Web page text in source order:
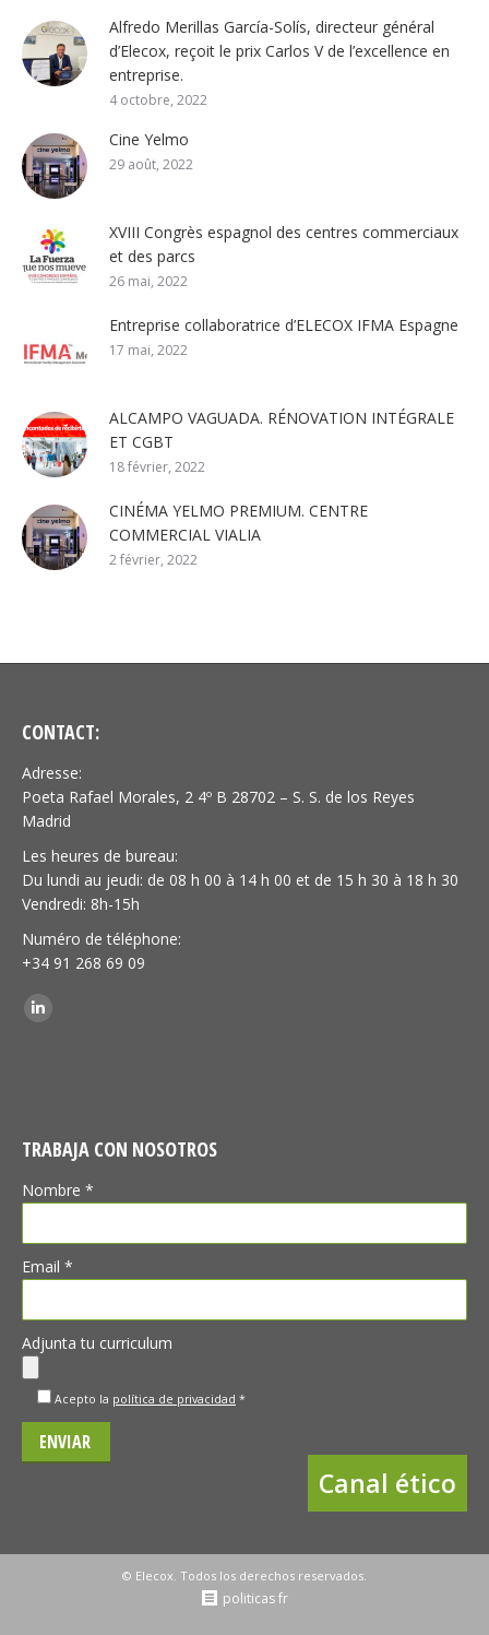
Alfredo Merillas García-Solís, directeur général
d’Elecox, reçoit le prix Carlos V de l’excellence en
entreprise.
4 octobre, 2022
Cine Yelmo
29 août, 2022
XVIII Congrès espagnol des centres commerciaux
et des parcs
26 mai, 2022
Entreprise collaboratrice d’ELECOX IFMA Espagne
17 mai, 2022
ALCAMPO VAGUADA. RÉNOVATION INTÉGRALE
ET CGBT
18 février, 2022
CINÉMA YELMO PREMIUM. CENTRE
COMMERCIAL VIALIA
2 février, 2022
CONTACT:
Adresse:
Poeta Rafael Morales, 2 4º B 28702 – S. S. de los Reyes
Madrid
Les heures de bureau:
Du lundi au jeudi: de 08 h 00 à 14 h 00 et de 15 h 30 à 18 h 30
Vendredi: 8h-15h
Numéro de téléphone:
+34 91 268 69 09
Trouvez nous sur :
LinkedIn
TRABAJA CON NOSOTROS
Nombre *
Email *
Adjunta tu curriculum
Acepto la política de privacidad *
Canal ético
© Elecox. Todos los derechos reservados.
politicas fr